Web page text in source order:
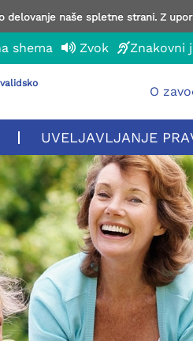
delovanje naše spletne strani. Z
shema Zvok Znakovni
O
UVELJAVLJANJE